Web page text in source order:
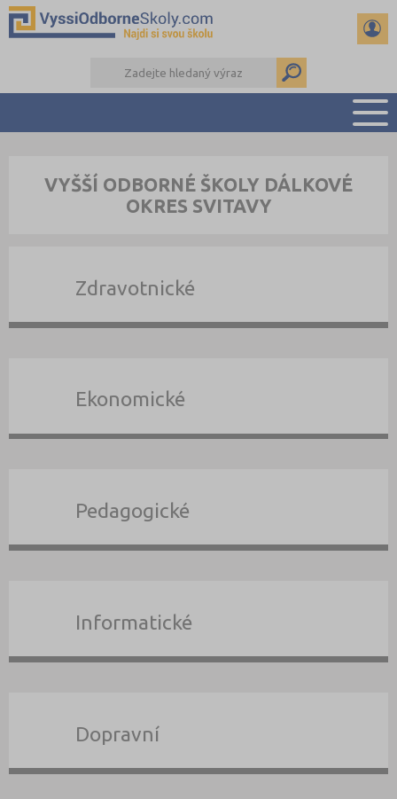
PŘÍPRAVA NA PŘIJÍMAČKY
KALENDÁŘ AKCÍ
VYŠŠÍ ODBORNÉ ŠKOLY DÁLKOVÉ
OKRES SVITAVY
Zdravotnické
Ekonomické
Pedagogické
Informatické
Dopravní